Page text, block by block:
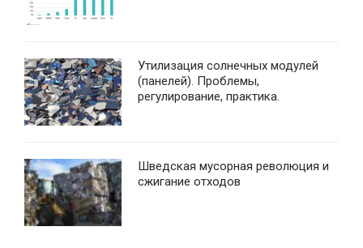
Утилизация солнечных модулей
(панелей). Проблемы,
регулирование, практика.
Шведская мусорная революция и
сжигание отходов